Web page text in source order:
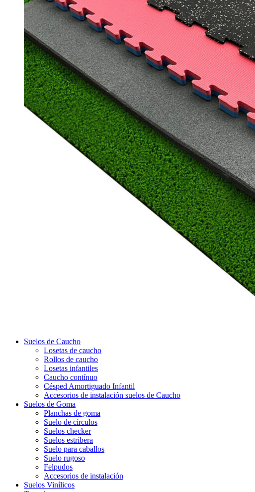
Suelos de Caucho
Losetas de caucho
Rollos de caucho
Losetas infantiles
Caucho contínuo
Césped Amortiguado Infantil
Accesorios de instalación suelos de Caucho
Suelos de Goma
Planchas de goma
Suelo de círculos
Suelos checker
Suelos estribera
Suelo para caballos
Suelo rugoso
Felpudos
Accesorios de instalación
Suelos Vinílicos